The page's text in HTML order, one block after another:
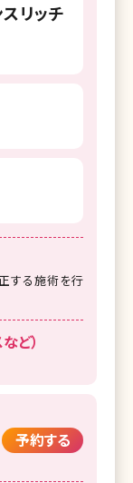
リッチ
する施術を行
ど）
予約する